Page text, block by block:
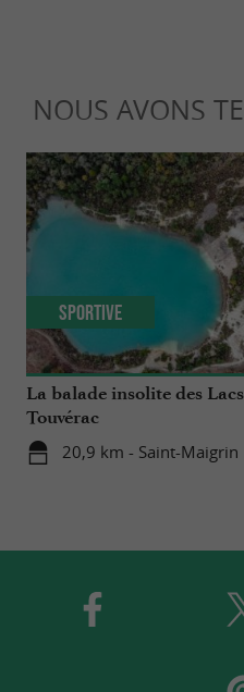
NOUS AVONS
La balade insolite des
Touvérac
20,9 km - Saint-Maigrin
Sportive